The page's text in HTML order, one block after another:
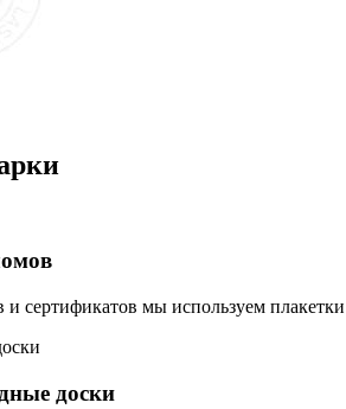
и сертификатов мы используем
доски